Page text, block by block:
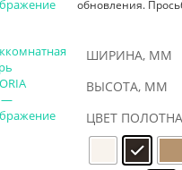
обновления.
ШИРИНА, ММ
ВЫСОТА, ММ
ЦВЕТ ПОЛОТНА